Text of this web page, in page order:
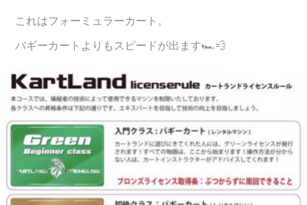
これはフォーミュラーカート。
バギーカートよりもスピードが出ます🏎💨